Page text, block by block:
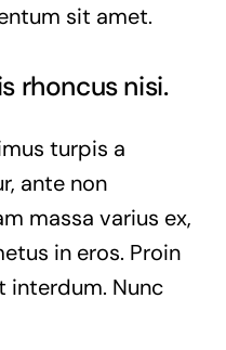
sit amet.
rhoncus nisi.
turpis a
ante non
massa varius ex,
in eros. Proin
interdum. Nunc